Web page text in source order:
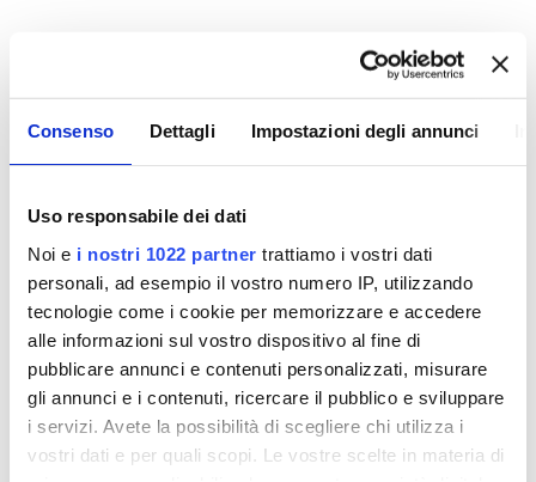
Consenso Dettagli Impostazioni degli annunci
Uso responsabile dei dati
Noi e i nostri 1022 partner trattiamo i vostri dati
personali, ad esempio il vostro numero IP, utilizzando
tecnologie come i cookie per memorizzare e accedere
alle informazioni sul vostro dispositivo al fine di
pubblicare annunci e contenuti personalizzati, misurare
gli annunci e i contenuti, ricercare il pubblico e sviluppare
i servizi. Avete la possibilità di scegliere chi utilizza i
vostri dati e per quali scopi. Le vostre scelte in materia di
Legge 136/10 - rettifica comunicazione
Facendo seguito alla nota del Ministero dell'Interno
prot. n. 13001/118/Gab. del 09/09/2010, questa
136-10" allegato nella sezione "Diventa Fornitore", in
quanto non vi è obbligo di comunicazione da parte
dei Fornitori per i contratti stipulati/ordinativi
emessi prima del 07/09/2010.